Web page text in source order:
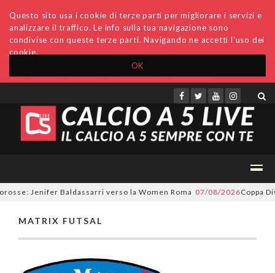
OK
Questo sito usa i cookie di terze parti per migliorare i servizi e
analizzare il traffico. Le info sulla tua navigazione sono
condivise con queste terze parti. Navigando ne accetti l'uso dei
cookie.
Accedi Archivio Invio comunicati Redazione
Jenifer Baldassarri verso la Women Roma 07/08/2026 Coppa
MATRIX FUTSAL